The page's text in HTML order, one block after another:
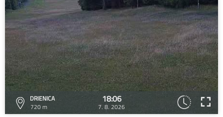
DRIENICA
720 m
18:06
7. 8. 2026